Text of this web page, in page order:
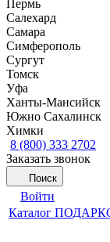
Пермь
Салехард
Самара
Симферополь
Сургут
Томск
Уфа
Ханты-Мансийск
Южно Сахалинск
Химки
8 (800) 333 2702
Заказать звонок
Поиск
Войти
Каталог